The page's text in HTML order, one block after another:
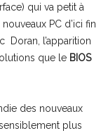
qui va petit à
PC d’ici fin
Doran, l’apparition
que le BIOS
des nouveaux
plus